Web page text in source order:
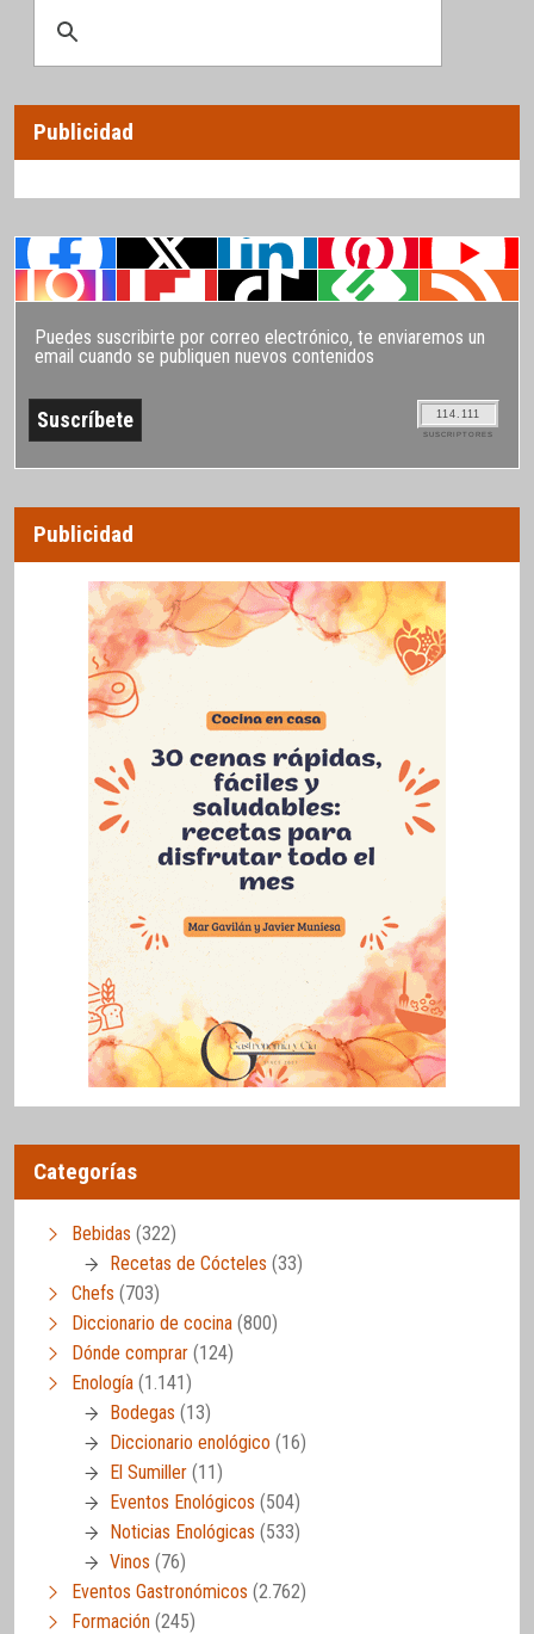
Publicidad
Puedes suscribirte por correo electrónico, te enviaremos un
email cuando se publiquen nuevos contenidos
114.111
SUSCRIPTORES
Publicidad
Categorías
Bebidas (322)
Recetas de Cócteles (33)
Chefs (703)
Diccionario de cocina (800)
Dónde comprar (124)
Enología (1.141)
Bodegas (13)
Diccionario enológico (16)
El Sumiller (11)
Eventos Enológicos (504)
Noticias Enológicas (533)
Vinos (76)
Eventos Gastronómicos (2.762)
Formación (245)